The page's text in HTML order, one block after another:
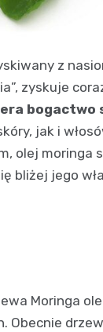
z
zyskuje
bogactwo
jak i
olej moringa
bliżej jego
Moringa
Obecnie